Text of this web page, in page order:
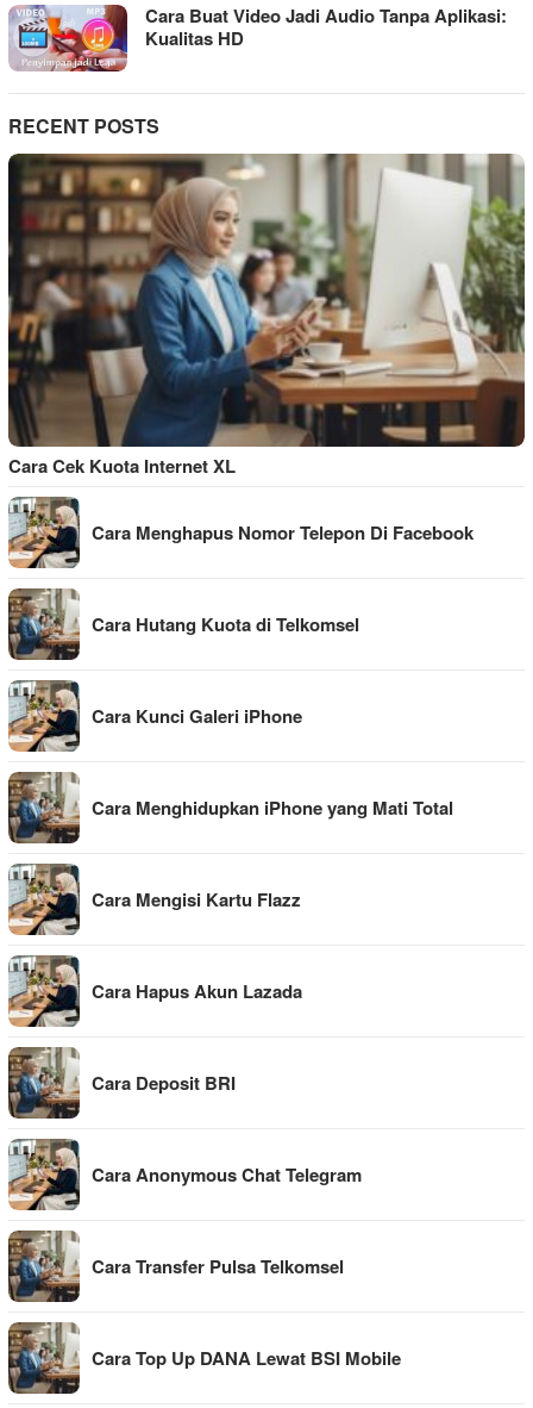
Cara Buat Video Jadi Audio Tanpa Aplikasi:
Kualitas HD
RECENT POSTS
Cara Cek Kuota Internet XL
Cara Menghapus Nomor Telepon Di Facebook
Cara Hutang Kuota di Telkomsel
Cara Kunci Galeri iPhone
Cara Menghidupkan iPhone yang Mati Total
Cara Mengisi Kartu Flazz
Cara Hapus Akun Lazada
Cara Deposit BRI
Cara Anonymous Chat Telegram
Cara Transfer Pulsa Telkomsel
Cara Top Up DANA Lewat BSI Mobile